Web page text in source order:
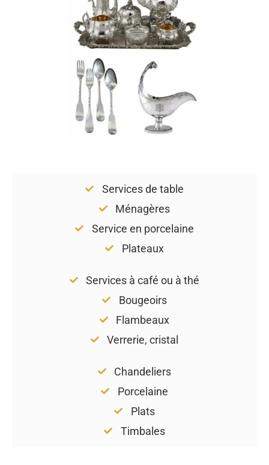
Services de table
Ménagères
Service en porcelaine
Plateaux
Services à café ou à thé
Bougeoirs
Flambeaux
Verrerie, cristal
Chandeliers
Porcelaine
Plats
Timbales